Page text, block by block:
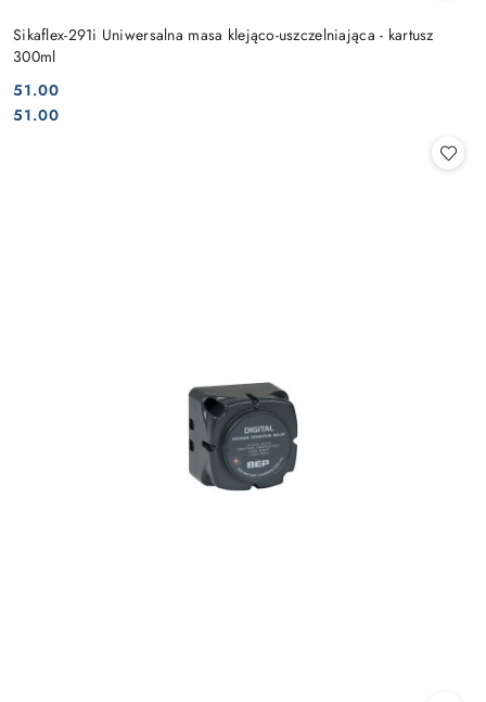
Sikaflex-291i Uniwersalna masa klejąco-uszczelniająca - kartusz
300ml
Cena:
51.00
Cena:
51.00